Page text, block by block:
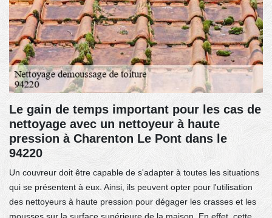
Le gain de temps important pour les cas de
nettoyage avec un nettoyeur à haute
pression à Charenton Le Pont dans le
94220
Un couvreur doit être capable de s'adapter à toutes les situations
qui se présentent à eux. Ainsi, ils peuvent opter pour l'utilisation
des nettoyeurs à haute pression pour dégager les crasses et les